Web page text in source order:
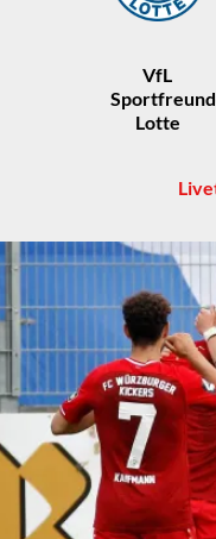
VfL
Lotte